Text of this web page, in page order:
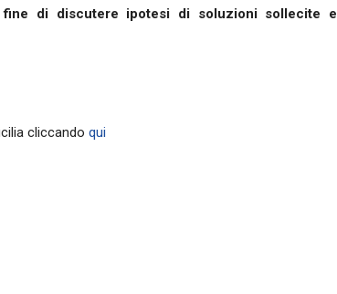
di discutere ipotesi di soluzioni sollecite e
cliccando qui